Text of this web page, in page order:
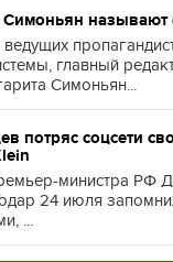
называют
главный
Симоньян...
потряс соцсети
министра РФ
24 июля
...